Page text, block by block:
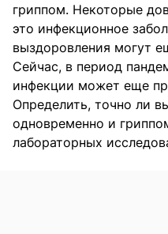
гриппом. Некоторые
это инфекционное
выздоровления могут
Сейчас, в период
инфекции может еще
Определить, точно ли
одновременно и
лабораторных